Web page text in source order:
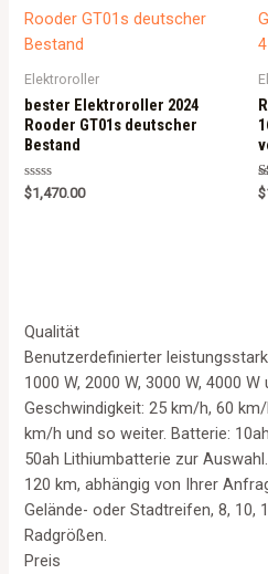
Elektroroller
bester Elektroroller 2024
Rooder GT01s deutscher
Bestand
Rated
0
$1,470.00 $
Qualität
Benutzerdefinierter
1000 W, 2000 W, 3000 W, 4000
Geschwindigkeit: 25 km/h, 60
km/h und so weiter. Batterie:
50ah Lithiumbatterie zur
120 km, abhängig von Ihrer
Gelände- oder Stadtreifen, 8, 10,
Radgrößen.
Preis